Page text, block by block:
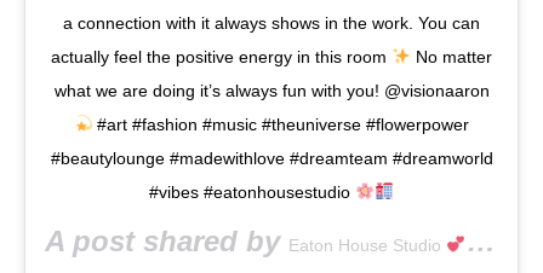
a connection with it always shows in the work. You can
actually feel the positive energy in this room
No matter
what we are doing it’s always fun with you! @visionaaron
#art #fashion #music #theuniverse #flowerpower
#beautylounge #madewithlove #dreamteam #dreamworld
#vibes #eatonhousestudio
A post shared by Eaton House Studio